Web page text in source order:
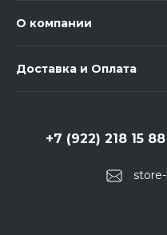
О компании
Доставка и Оплата
+7 (922) 218 15 88